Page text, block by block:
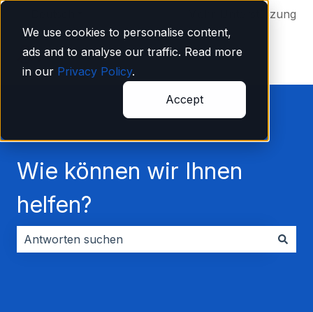
We use cookies to personalise content,
ads and to analyse our traffic. Read more
in our Privacy Policy.
Accept
Untermenü für Übersetzungen anzeigen
Mehr Unterstützung
Wie können wir Ihnen
helfen?